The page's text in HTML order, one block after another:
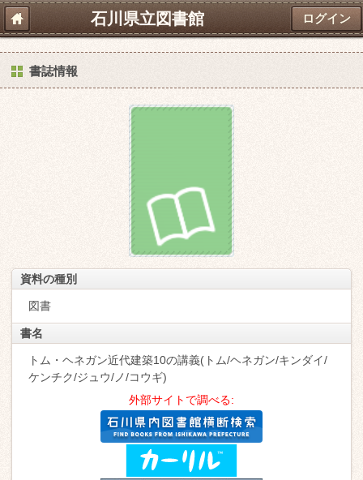
石川県立図書館 ログイン
書誌情報
資料の種別
図書
書名
トム・ヘネガン近代建築10の講義(トム/ヘネガン/キンダイ/
ケンチク/ジュウ/ノ/コウギ)
外部サイトで調べる: